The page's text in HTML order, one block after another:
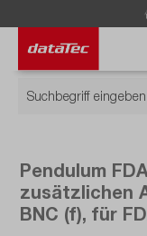
Erst testen,
Pendulum
zusätzlichen
BNC (f), für